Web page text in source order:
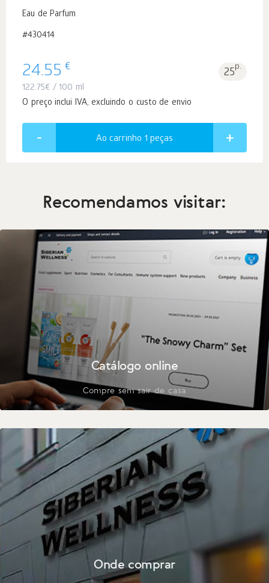
Eau de Parfum
#430414
24.55 € 25p.
122.75€ / 100 ml
O preço inclui IVA, excluindo o custo de envio
Ao carrinho 1 peças
Recomendamos visitar:
Catálogo online
Compre sem sair de casa
Onde comprar